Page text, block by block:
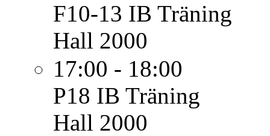
F10-13 IB Träning
Hall 2000
17:00 - 18:00
P18 IB Träning
Hall 2000